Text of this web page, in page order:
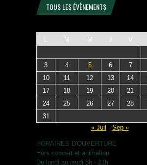
TOUS LES ÉVÈNEMENTS
L M M J V
3
4 5 6 7
10
11 12 13 14
17
18 19 20 21
24
25 26 27 28
31
« Juil
Sep »
HORAIRES D'OUVERTURE
Hors concert et animation
Du lundi au jeudi 8h - 21h